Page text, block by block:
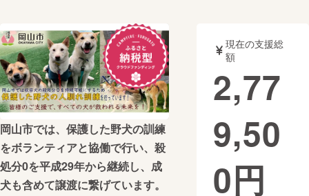
アート・写真 音楽
テクノロジー・ガジェット ゲーム・サ
映像・映画
ビジネス・起業
まちづくり・地域活性化
岡山市では、保護した野犬の訓練
をボランティアと協働で行い、殺
処分0を平成29年から継続し、成
犬も含めて譲渡に繋げています。
現在の支援総
額
2,77
9,50
0円